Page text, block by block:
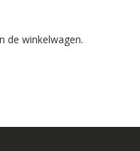
de winkelwagen.